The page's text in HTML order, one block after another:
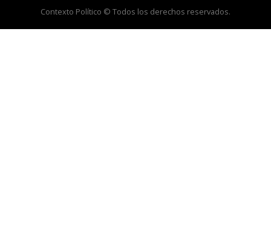
Contexto Político © Todos los derechos reservados.